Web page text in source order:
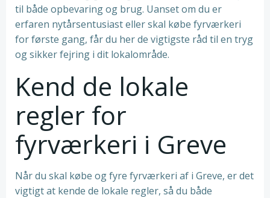
til både opbevaring og brug. Uanset om du er
erfaren nytårsentusiast eller skal købe fyrværkeri
for første gang, får du her de vigtigste råd til en tryg
og sikker fejring i dit lokalområde.
Kend de lokale
regler for
fyrværkeri i Greve
Når du skal købe og fyre fyrværkeri af i Greve, er det
vigtigt at kende de lokale regler, så du både